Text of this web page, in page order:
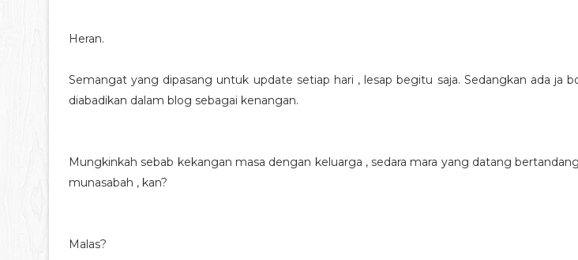
Heran.
Semangat yang dipasang untuk update setiap hari , lesap begitu saja. Sedangkan ada ja
diabadikan dalam blog sebagai kenangan.
Mungkinkah sebab kekangan masa dengan keluarga , sedara mara yang datang
munasabah , kan?
Malas?